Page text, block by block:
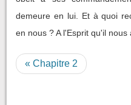
demeure en lui. Et à quoi
en nous ? A l'Esprit qu'il nous
« Chapitre 2